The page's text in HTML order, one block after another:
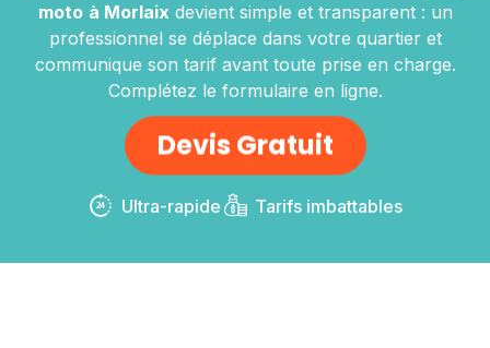
moto à Morlaix devient simple et transparent : un
professionnel se déplace dans votre quartier et
communique son tarif avant toute prise en charge.
Complétez le formulaire en ligne.
Devis Gratuit
Ultra-rapide Tarifs imbattables